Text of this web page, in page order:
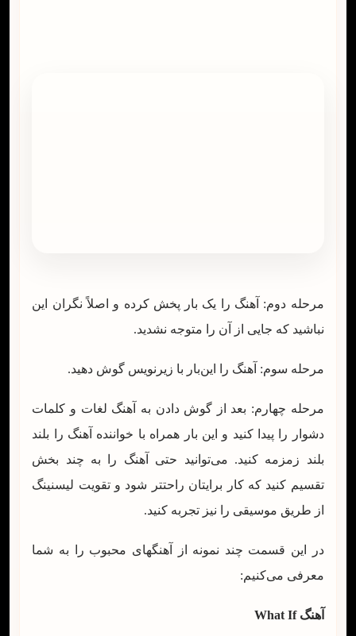
مرحله دوم: آهنگ را یک بار پخش کرده و اصلاً نگران این
نباشید که جایی از آن را متوجه نشدید.
مرحله سوم: آهنگ را این‌بار با زیرنویس گوش دهید.
مرحله چهارم: بعد از گوش دادن به آهنگ لغات و کلمات
دشوار را پیدا کنید و این بار همراه با خواننده آهنگ را بلند
بلند زمزمه کنید. می‌توانید حتی آهنگ را به چند بخش
تقسیم کنید که کار برایتان راحتتر شود و تقویت لیسنینگ
از طریق موسیقی را نیز تجربه کنید.
در این قسمت چند نمونه از آهنگهای محبوب را به شما
معرفی می‌کنیم:
آهنگWhat If